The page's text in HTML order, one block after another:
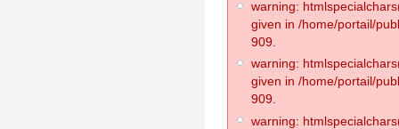
warning:
given in /home/portail/
909.
warning:
given in /home/portail/
909.
warning: